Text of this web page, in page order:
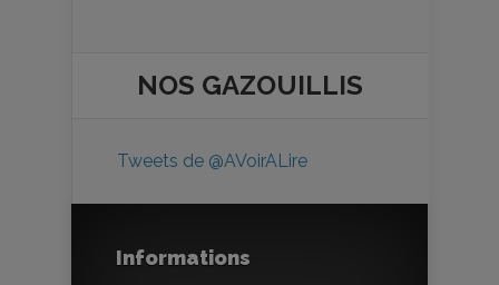
NOS GAZOUILLIS
Tweets de @AVoirALire
Informations